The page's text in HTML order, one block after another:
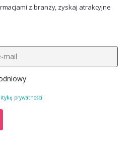
z branży, zyskaj atrakcyjne
prywatności